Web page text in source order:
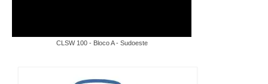
CLSW 100 - Bloco A - Sudoeste